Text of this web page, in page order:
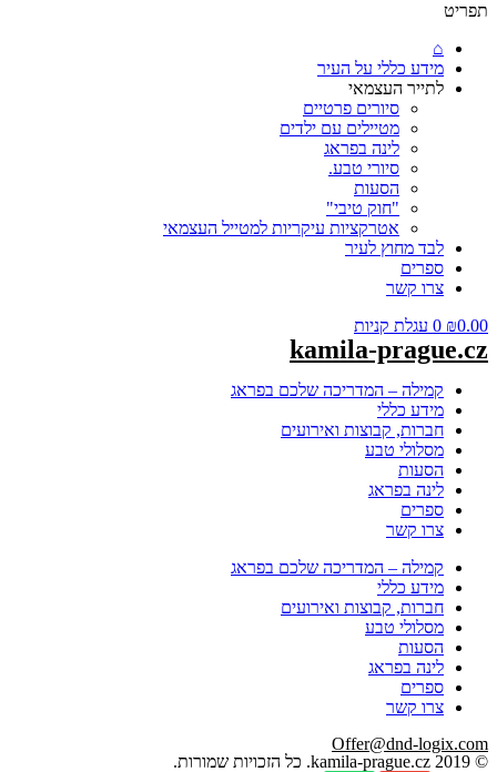
תפריט
⌂
מידע כללי על העיר
לתייר העצמאי
סיורים פרטיים
מטיילים עם ילדים
לינה בפראג
סיורי טבע.
הסעות
"חוק טיבי"
אטרקציות עיקריות למטייל העצמאי
לבד מחוץ לעיר
ספרים
צרו קשר
₪0.00
0 עגלת קניות
kamila-prague.cz
קמילה – המדריכה שלכם בפראג
מידע כללי
חברות, קבוצות ואירועים
מסלולי טבע
הסעות
לינה בפראג
ספרים
צרו קשר
קמילה – המדריכה שלכם בפראג
מידע כללי
חברות, קבוצות ואירועים
מסלולי טבע
הסעות
לינה בפראג
ספרים
צרו קשר
Offer@dnd-logix.com
© 2019 kamila-prague.cz. כל הזכויות שמורות.